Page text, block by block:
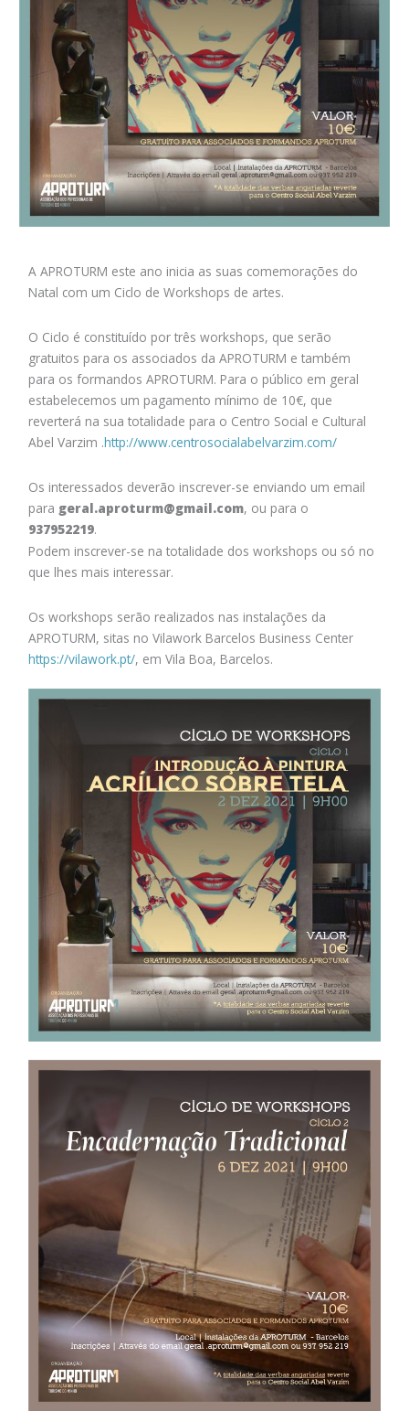
A APROTURM este ano inicia as suas comemorações do
Natal com um Ciclo de Workshops de artes.
O Ciclo é constituído por três workshops, que serão
gratuitos para os associados da APROTURM e também
para os formandos APROTURM. Para o público em geral
estabelecemos um pagamento mínimo de 10€, que
reverterá na sua totalidade para o Centro Social e Cultural
Abel Varzim .http://www.centrosocialabelvarzim.com/
Os interessados deverão inscrever-se enviando um email
para geral.aproturm@gmail.com, ou para o
937952219.
Podem inscrever-se na totalidade dos workshops ou só no
que lhes mais interessar.
Os workshops serão realizados nas instalações da
APROTURM, sitas no Vilawork Barcelos Business Center
https://vilawork.pt/, em Vila Boa, Barcelos.